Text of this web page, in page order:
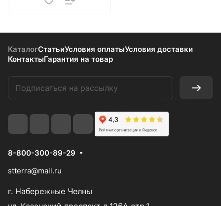
КаталогСтатьиУсловия оплатыУсловия доставки
КонтактыГарантия на товар
8-800-300-89-29
stterra@mail.ru
г. Набережные Челны